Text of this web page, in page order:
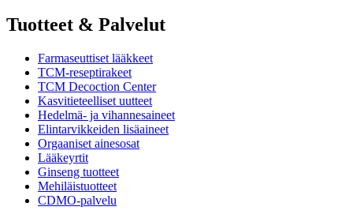
Tuotteet & Palvelut
Farmaseuttiset lääkkeet
TCM-reseptirakeet
TCM Decoction Center
Kasvitieteelliset uutteet
Hedelmä- ja vihannesaineet
Elintarvikkeiden lisäaineet
Orgaaniset ainesosat
Lääkeyrtit
Ginseng tuotteet
Mehiläistuotteet
CDMO-palvelu